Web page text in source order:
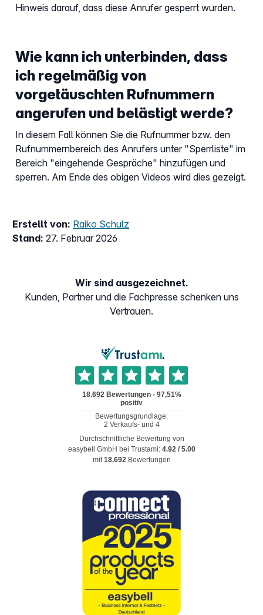
Hinweis darauf, dass diese Anrufer gesperrt wurden.
Wie kann ich unterbinden, dass
ich regelmäßig von
vorgetäuschten Rufnummern
angerufen und belästigt werde?
In diesem Fall können Sie die Rufnummer bzw. den
Rufnummernbereich des Anrufers unter "Sperrliste" im
Bereich "eingehende Gespräche" hinzufügen und
sperren. Am Ende des obigen Videos wird dies gezeigt.
Erstellt von: Raiko Schulz
Stand: 27. Februar 2026
Wir sind ausgezeichnet.
Kunden, Partner und die Fachpresse schenken uns
Vertrauen.
Durchschnittliche Bewertung von
easybell GmbH bei Trustami: 4.92 / 5.00
mit 18.692 Bewertungen